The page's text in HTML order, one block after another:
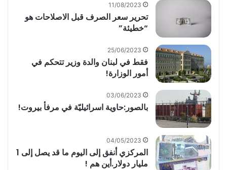
11/08/2023
‏تحرير سعر الصرف قبل الاصلاحات هو
“خطيئة”
25/06/2023
فقط في لبنان والدة وزير تتحكم في
أمور الوزارة!
03/06/2023
بالصور:حاوية اسرائيليّة في مرفأ بيروت!
04/05/2023
المركزي أنفق إلى اليوم ما قد يصل إلى 1
مليار دولار.أين هم !